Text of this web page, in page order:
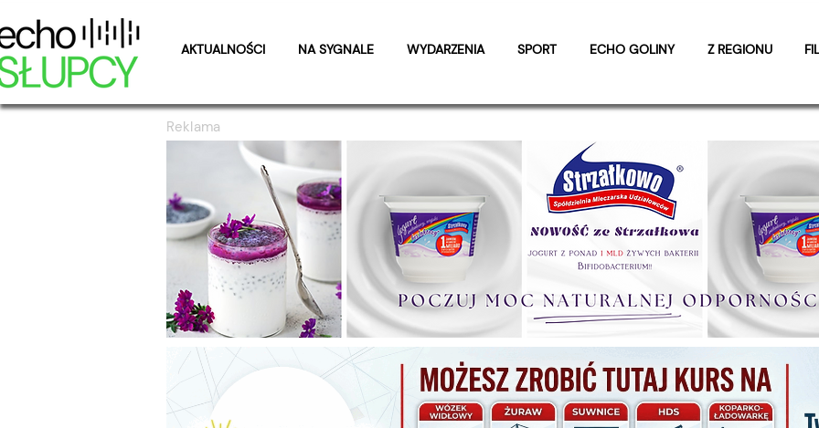
AKTUALNOŚCI NA SYGNALE WYDARZENIA SPORT ECHO GOLINY Z REGIONU
Reklama